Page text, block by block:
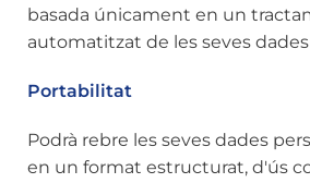
basada únicament en un
automatitzat de les seves
Portabilitat
Podrà rebre les seves dades
en un format estructurat, d'ús